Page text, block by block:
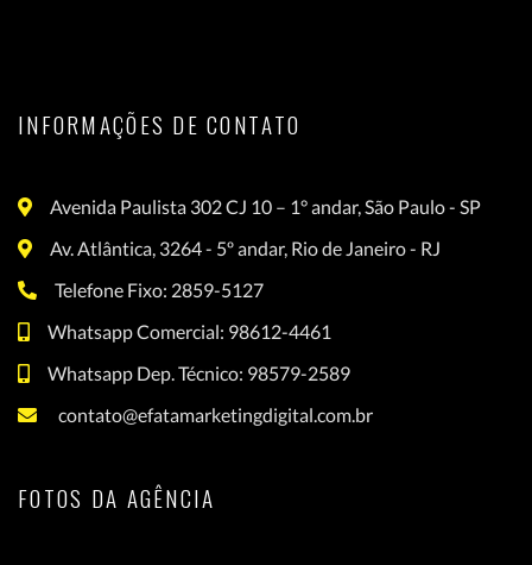
INFORMAÇÕES DE CONTATO
Avenida Paulista 302 CJ 10 – 1° andar, São Paulo - SP
Av. Atlântica, 3264 - 5º andar, Rio de Janeiro - RJ
Telefone Fixo: 2859-5127
Whatsapp Comercial: 98612-4461
Whatsapp Dep. Técnico: 98579-2589
contato@efatamarketingdigital.com.br
FOTOS DA AGÊNCIA